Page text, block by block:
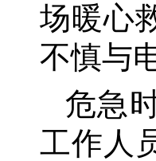
场暖心
不慎与
危急
工作人